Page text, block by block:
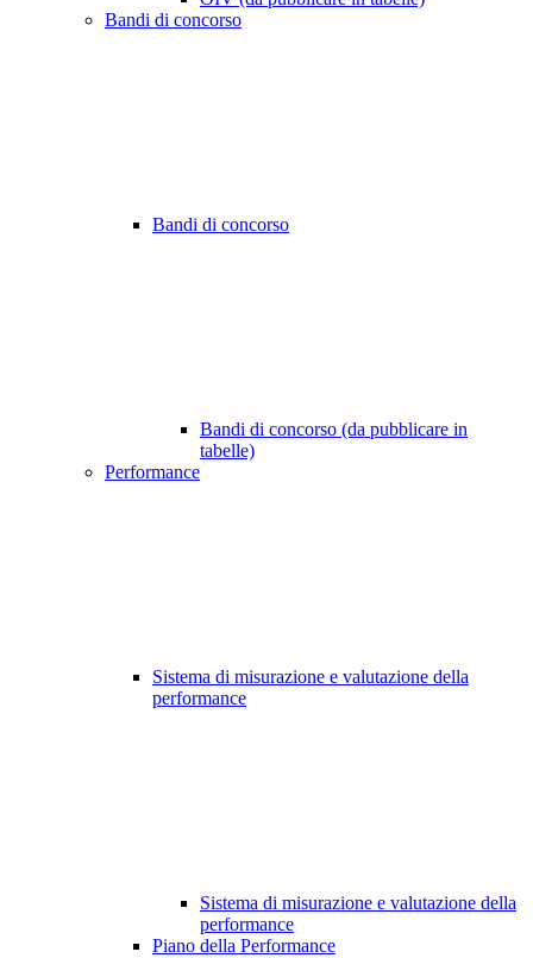
Bandi di concorso
Bandi di concorso
Bandi di concorso (da pubblicare in
tabelle)
Performance
Sistema di misurazione e valutazione della
performance
Sistema di misurazione e valutazione della
performance
Piano della Performance